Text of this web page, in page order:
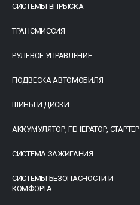
СИСТЕМЫ ВПРЫСКА
ТРАНСМИССИЯ
РУЛЕВОЕ УПРАВЛЕНИЕ
ПОДВЕСКА АВТОМОБИЛЯ
ШИНЫ И ДИСКИ
АККУМУЛЯТОР, ГЕНЕРАТОР, СТАРТЕР
СИСТЕМА ЗАЖИГАНИЯ
СИСТЕМЫ БЕЗОПАСНОСТИ И
КОМФОРТА